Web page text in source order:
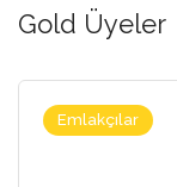
Gold Üyeler